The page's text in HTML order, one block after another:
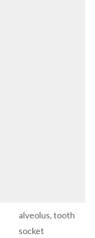
alveolus, tooth
socket